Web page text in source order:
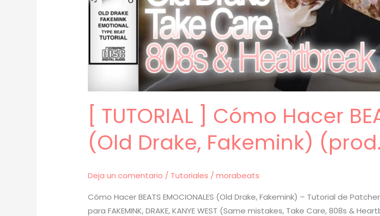
[ TUTORIAL ] Cómo Hacer
(Old Drake, Fakemink)
Deja un comentario / Tutoriales /morabeats
Cómo Hacer BEATS EMOCIONALES (Old Drake, Fakemink) – Tutorial de
para FAKEMINK, DRAKE, KANYE WEST (Same mistakes, Take Care, 808s &